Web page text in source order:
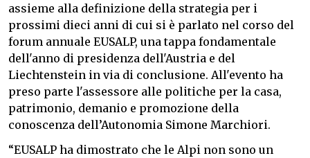
assieme alla definizione della strategia per i
prossimi dieci anni di cui si è parlato nel corso del
forum annuale EUSALP, una tappa fondamentale
dell'anno di presidenza dell'Austria e del
Liechtenstein in via di conclusione. All'evento ha
preso parte l'assessore alle politiche per la casa,
patrimonio, demanio e promozione della
conoscenza dell’Autonomia Simone Marchiori.
“EUSALP ha dimostrato che le Alpi non sono un